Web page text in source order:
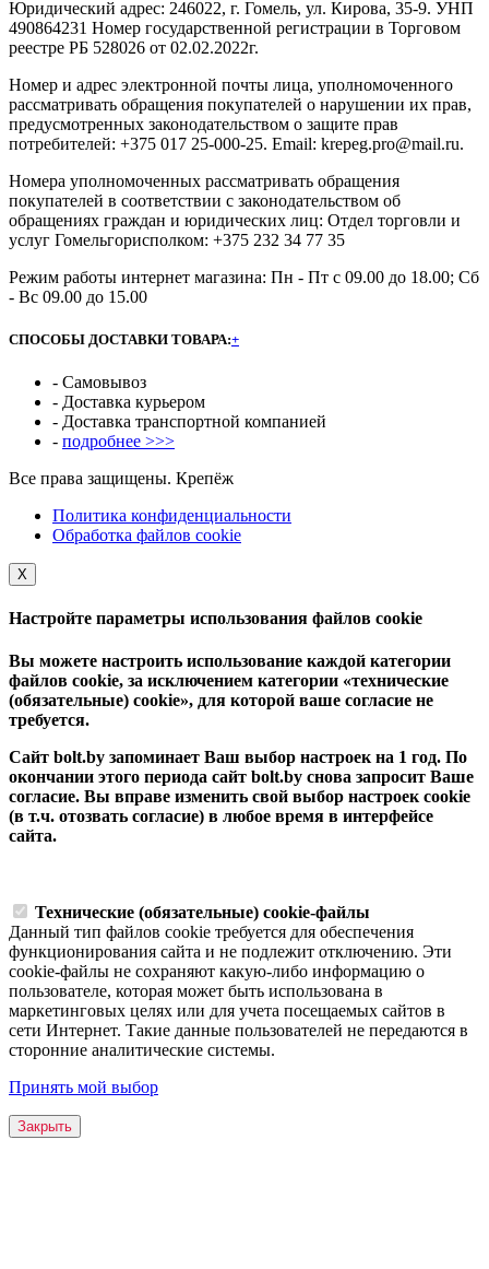
Юридический адрес: 246022, г. Гомель, ул. Кирова, 35-9. УНП
490864231 Номер государственной регистрации в Торговом
реестре РБ 528026 от 02.02.2022г.
Номер и адрес электронной почты лица, уполномоченного
рассматривать обращения покупателей о нарушении их прав,
предусмотренных законодательством о защите прав
потребителей: +375 017 25-000-25. Email: krepeg.pro@mail.ru.
Номера уполномоченных рассматривать обращения
покупателей в соответствии с законодательством об
обращениях граждан и юридических лиц: Отдел торговли и
услуг Гомельгорисполком: +375 232 34 77 35
Режим работы интернет магазина: Пн - Пт с 09.00 до 18.00; Сб
- Вс 09.00 до 15.00
СПОСОБЫ ДОСТАВКИ ТОВАРА:+
- Самовывоз
- Доставка курьером
- Доставка транспортной компанией
- подробнее >>>
Все права защищены. Крепёж
Политика конфиденциальности
Обработка файлов cookie
Х
Настройте параметры использования файлов cookie
Вы можете настроить использование каждой категории
файлов cookie, за исключением категории «технические
(обязательные) cookie», для которой ваше согласие не
требуется.
Сайт bolt.by запоминает Ваш выбор настроек на 1 год. По
окончании этого периода сайт bolt.by снова запросит Ваше
согласие. Вы вправе изменить свой выбор настроек cookie
(в т.ч. отозвать согласие) в любое время в интерфейсе
сайта.
Технические (обязательные) cookie-файлы
Данный тип файлов cookie требуется для обеспечения
функционирования сайта и не подлежит отключению. Эти
сookie-файлы не сохраняют какую-либо информацию о
пользователе, которая может быть использована в
маркетинговых целях или для учета посещаемых сайтов в
сети Интернет. Такие данные пользователей не передаются в
сторонние аналитические системы.
Принять мой выбор
Закрыть